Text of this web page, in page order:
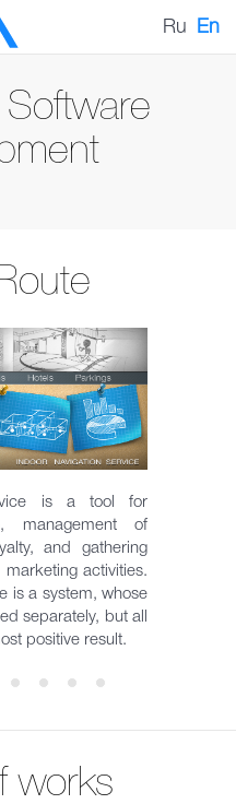
Ru En
is a tool for
management of
and gathering
activities.
is a system, whose
separately, but all
positive result.
works